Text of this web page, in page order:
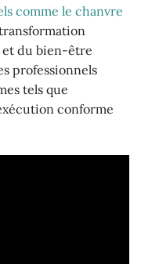
comme le chanvre
et du bien-être
professionnels
tels que
conforme